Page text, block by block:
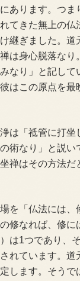
あります。つま
てきた無上の
継ぎました。道
は身心脱落なり
なり」と記して
はこの原点を最
は「祗管に打坐
術なり」と説い
禅はその方法
を「仏法には、
修なれば、修に
は1つであり、
れています。
します。そうで